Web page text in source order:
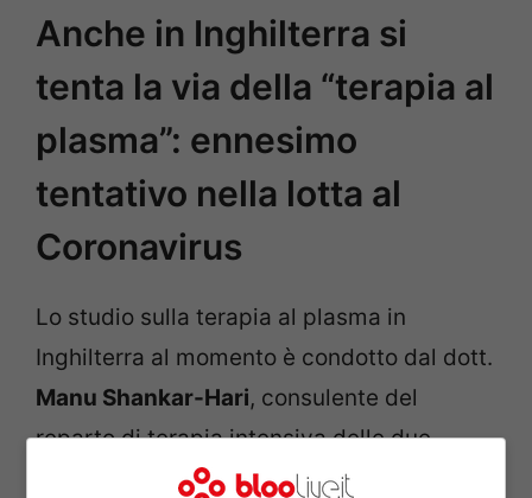
Anche in Inghilterra si
tenta la via della “terapia al
plasma”: ennesimo
tentativo nella lotta al
Coronavirus
Lo studio sulla terapia al plasma in
Inghilterra al momento è condotto dal dott.
Manu Shankar-Hari, consulente del
reparto di terapia intensiva delle due
strutture, che ha così spiegato il suo punto